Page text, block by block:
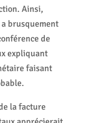
Ainsi,
brusquement
de
expliquant
faisant
la facture